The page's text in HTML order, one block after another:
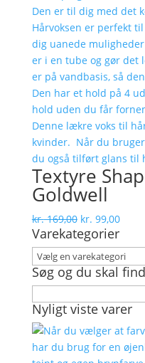
Textyre
Goldwell
kr.169,00 Den
oprindelige
pris
var:
kr. 169,00.
kr. 99,00Den
pris
er:
kr.
Varekategorier
Søg og du skal
efter:
Nyligt viste varer